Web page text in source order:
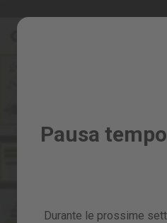
Pausa
Durante le prossime
Salta
Giardino